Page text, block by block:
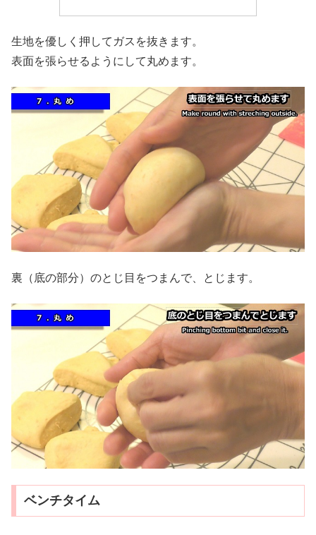
生地を優しく押してガスを抜きます。
表面を張らせるようにして丸めます。
裏（底の部分）のとじ目をつまんで、とじます。
ベンチタイム